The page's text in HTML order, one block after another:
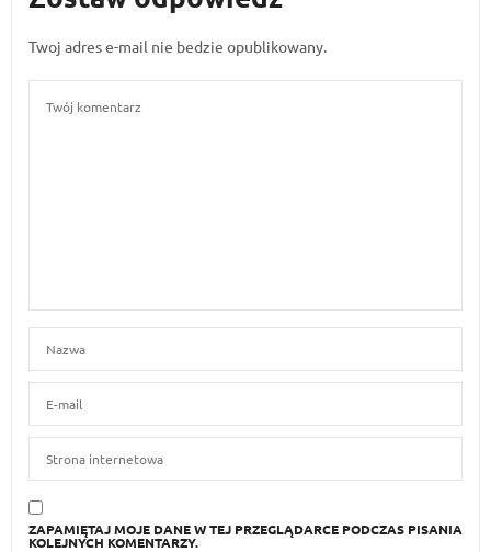
Twoj adres e-mail nie bedzie opublikowany.
ZAPAMIĘTAJ MOJE DANE W TEJ PRZEGLĄDARCE PODCZAS PISANIA
KOLEJNYCH KOMENTARZY.